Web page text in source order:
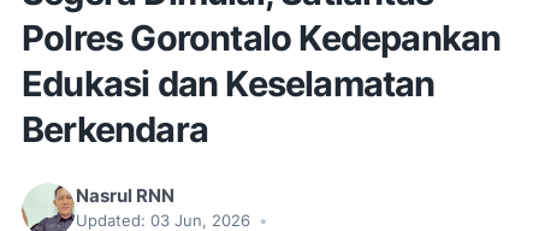
Polres Gorontalo Kedepankan
Edukasi dan Keselamatan
Berkendara
Nasrul RNN
Updated: 03 Jun, 2026 •